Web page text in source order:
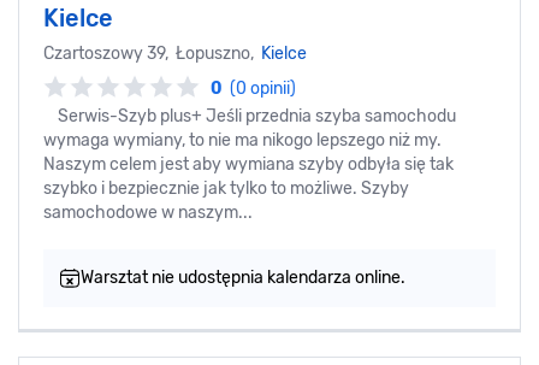
Kielce
Czartoszowy 39, Łopuszno, Kielce
0 (0 opinii)
Serwis-Szyb plus+ Jeśli przednia szyba samochodu
wymaga wymiany, to nie ma nikogo lepszego niż my.
Naszym celem jest aby wymiana szyby odbyła się tak
szybko i bezpiecznie jak tylko to możliwe. Szyby
samochodowe w naszym...
Warsztat nie udostępnia kalendarza online.